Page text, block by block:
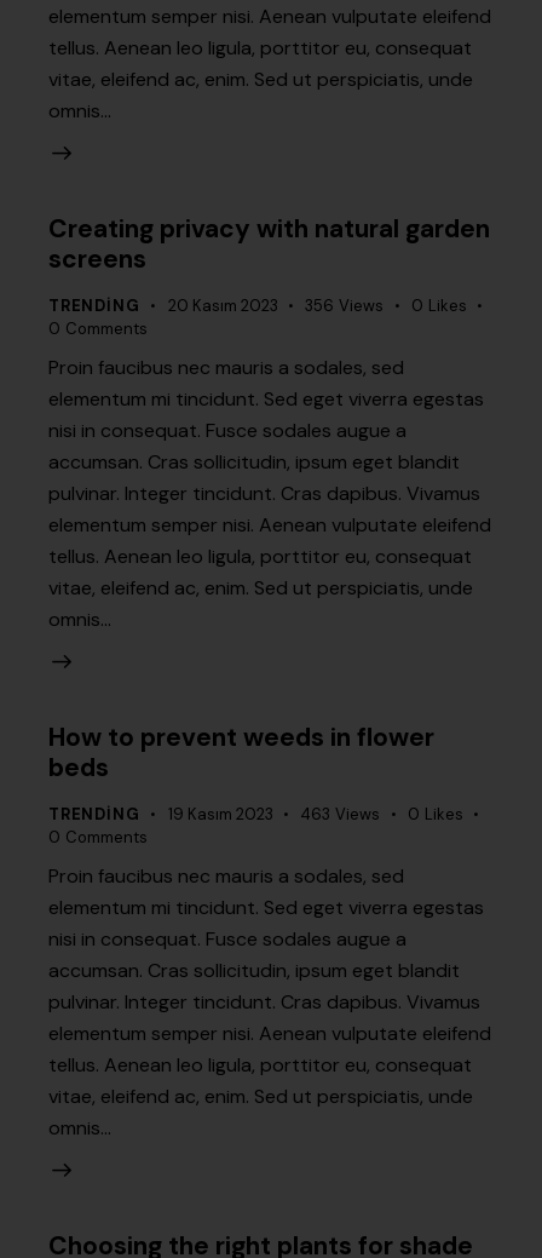
elementum semper nisi. Aenean vulputate eleifend
tellus. Aenean leo ligula, porttitor eu, consequat
vitae, eleifend ac, enim. Sed ut perspiciatis, unde
omnis…
Creating privacy with natural garden
screens
TRENDING 20 Kasım 2023 356 Views 0 Likes
0 Comments
Proin faucibus nec mauris a sodales, sed
elementum mi tincidunt. Sed eget viverra egestas
nisi in consequat. Fusce sodales augue a
accumsan. Cras sollicitudin, ipsum eget blandit
pulvinar. Integer tincidunt. Cras dapibus. Vivamus
elementum semper nisi. Aenean vulputate eleifend
tellus. Aenean leo ligula, porttitor eu, consequat
vitae, eleifend ac, enim. Sed ut perspiciatis, unde
omnis…
How to prevent weeds in flower
beds
TRENDING 19 Kasım 2023 463 Views 0 Likes
0 Comments
Proin faucibus nec mauris a sodales, sed
elementum mi tincidunt. Sed eget viverra egestas
nisi in consequat. Fusce sodales augue a
accumsan. Cras sollicitudin, ipsum eget blandit
pulvinar. Integer tincidunt. Cras dapibus. Vivamus
elementum semper nisi. Aenean vulputate eleifend
tellus. Aenean leo ligula, porttitor eu, consequat
vitae, eleifend ac, enim. Sed ut perspiciatis, unde
omnis…
Choosing the right plants for shade